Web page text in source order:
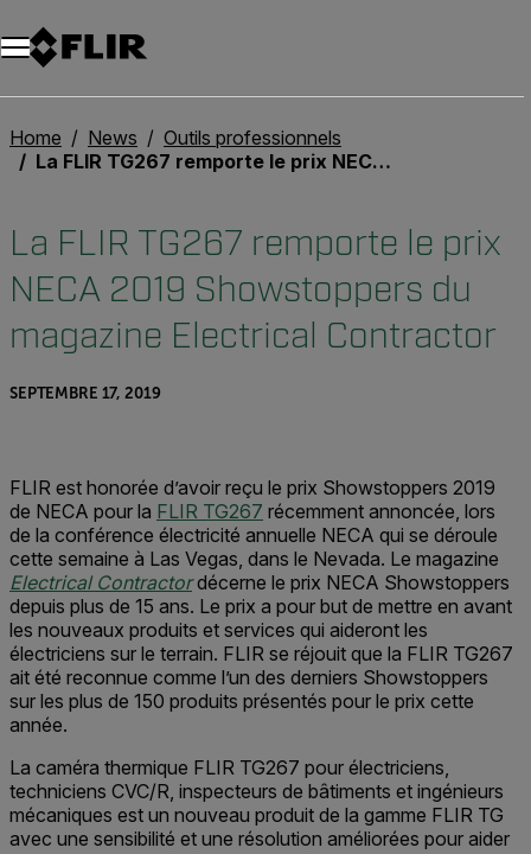
Unread messages
Modèle
Supprimer
articles
article
Ajouter au panier
Ajouté au panier
Home News
Outils professionnels
La FLIR TG267 remporte le prix NECA 2019 Showstoppers du magazine Electrical Contractor
La FLIR TG267 remporte le prix
NECA 2019 Showstoppers du
magazine Electrical Contractor
SEPTEMBRE 17, 2019
FLIR est honorée d’avoir reçu le prix Showstoppers 2019
de NECA pour la FLIR TG267 récemment annoncée, lors
de la conférence électricité annuelle NECA qui se déroule
cette semaine à Las Vegas, dans le Nevada. Le magazine
Electrical Contractor décerne le prix NECA Showstoppers
depuis plus de 15 ans. Le prix a pour but de mettre en avant
les nouveaux produits et services qui aideront les
électriciens sur le terrain. FLIR se réjouit que la FLIR TG267
ait été reconnue comme l’un des derniers Showstoppers
sur les plus de 150 produits présentés pour le prix cette
année.
La caméra thermique FLIR TG267 pour électriciens,
techniciens CVC/R, inspecteurs de bâtiments et ingénieurs
mécaniques est un nouveau produit de la gamme FLIR TG
avec une sensibilité et une résolution améliorées pour aider